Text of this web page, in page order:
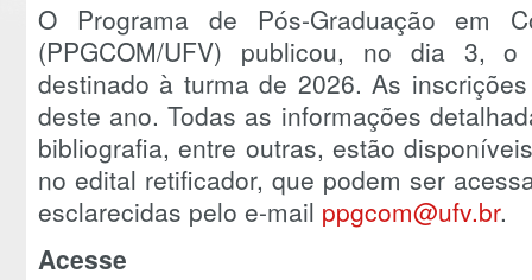
O Programa de Pós-Graduação em
(PPGCOM/UFV) publicou, no dia 3,
destinado à turma de 2026. As
deste ano. Todas as informações
bibliografia, entre outras, estão
no edital retificador, que podem ser
esclarecidas pelo e-mail ppgcom@ufv.br.
Acesse